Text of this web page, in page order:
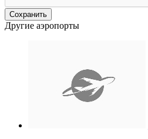
Другие аэропорты